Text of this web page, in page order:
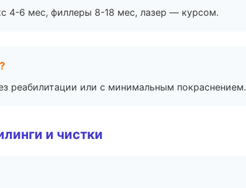
4-6 мес, филлеры 8-18 мес, лазер — курсом.
реабилитации или с минимальным покраснением.
и чистки